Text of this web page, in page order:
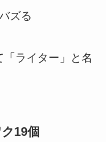
ズる
ライター」と名
19個